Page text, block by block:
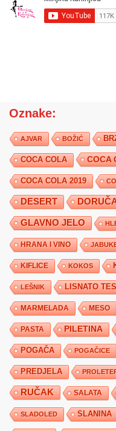
Oznake:
AJVAR BOŽIĆ
COCA COLA COCA
COCA COLA 2019
DESERT
GLAVNO JELO
HRANA I VINO
KIFLICE KOKOS
LEŠNIK LISNATO
MARMELADA MESO
PASTA PILETINA
POGAČA POGAČICE
PREDJELA
RUČAK SALATA
SLADOLED SLANINA